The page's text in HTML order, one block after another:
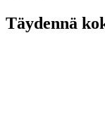
Täydennä